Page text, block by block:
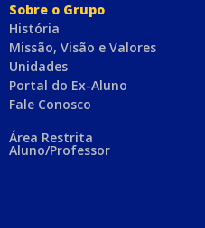
Sobre o Grupo
História
Missão, Visão e Valores
Unidades
Portal do Ex-Aluno
Fale Conosco
Área Restrita
Aluno/Professor